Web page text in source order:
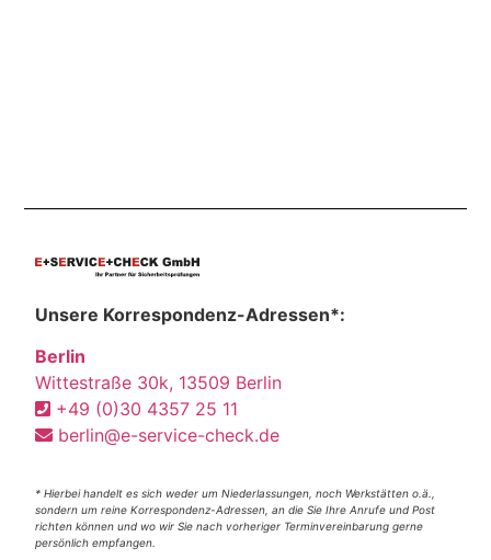
Unsere Korrespondenz-Adressen*:
Berlin
Wittestraße 30k, 13509 Berlin
+49 (0)30 4357 25 11
berlin@e-service-check.de
* Hierbei handelt es sich weder um Niederlassungen, noch Werkstätten o.ä.,
sondern um reine Korrespondenz-Adressen, an die Sie Ihre Anrufe und Post
richten können und wo wir Sie nach vorheriger Terminvereinbarung gerne
persönlich empfangen.